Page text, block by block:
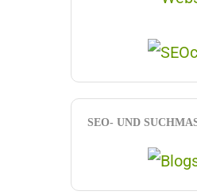
SEO- UND